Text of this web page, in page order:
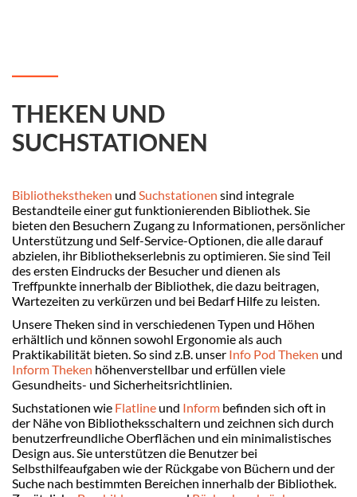
THEKEN UND
SUCHSTATIONEN
Bibliothekstheken und Suchstationen sind integrale
Bestandteile einer gut funktionierenden Bibliothek. Sie
bieten den Besuchern Zugang zu Informationen, persönlicher
Unterstützung und Self-Service-Optionen, die alle darauf
abzielen, ihr Bibliothekserlebnis zu optimieren. Sie sind Teil
des ersten Eindrucks der Besucher und dienen als
Treffpunkte innerhalb der Bibliothek, die dazu beitragen,
Wartezeiten zu verkürzen und bei Bedarf Hilfe zu leisten.
Unsere Theken sind in verschiedenen Typen und Höhen
erhältlich und können sowohl Ergonomie als auch
Praktikabilität bieten. So sind z.B. unser Info Pod Theken und
Inform Theken höhenverstellbar und erfüllen viele
Gesundheits- und Sicherheitsrichtlinien.
Suchstationen wie Flatline und Inform befinden sich oft in
der Nähe von Bibliotheksschaltern und zeichnen sich durch
benutzerfreundliche Oberflächen und ein minimalistisches
Design aus. Sie unterstützen die Benutzer bei
Selbsthilfeaufgaben wie der Rückgabe von Büchern und der
Suche nach bestimmten Bereichen innerhalb der Bibliothek.